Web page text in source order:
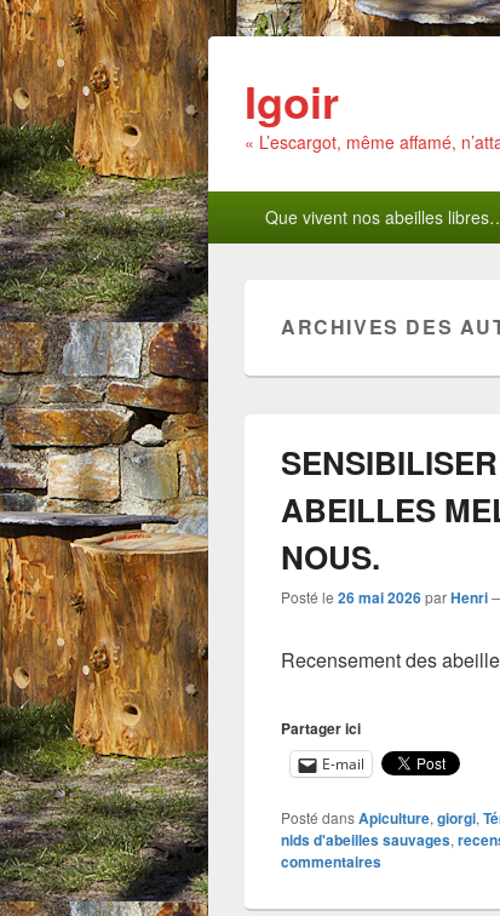
Igoir
« L’escargot, même affamé,
Menu
principalQue vivent nos abeilles
ARCHIVES DES
ABEILLES
NOUS.
Posté le 26 mai 2026parHenri
Recensement des
Partager ici
E-mail
Posté dansApiculture, giorgi,
nids d'abeilles sauvages,
commentaires